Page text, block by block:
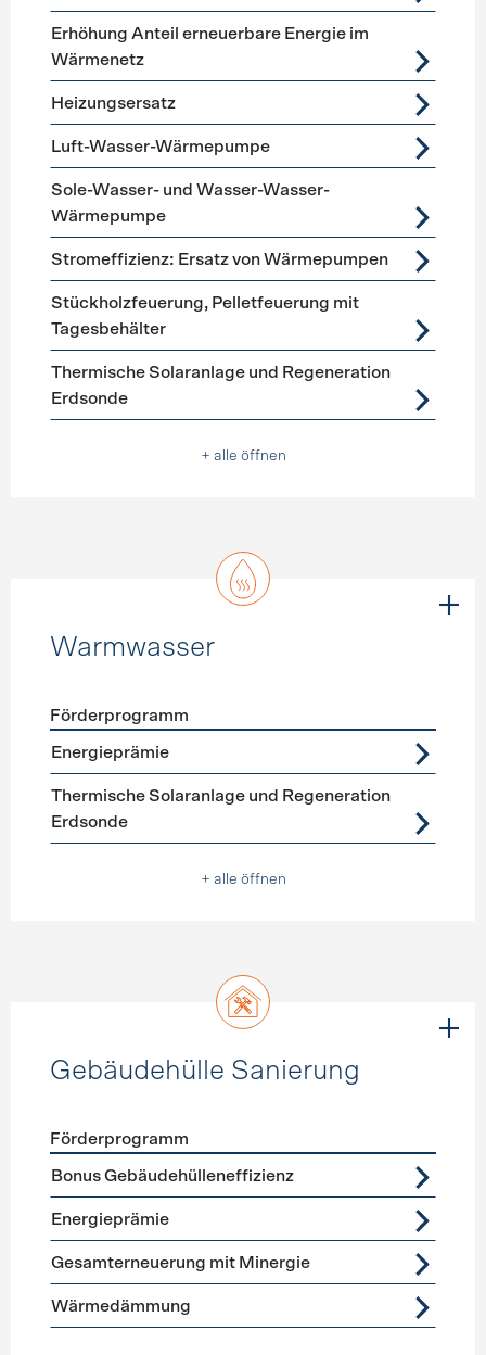
Erhöhung Anteil erneuerbare Energie im
Wärmenetz
Heizungsersatz
Luft-Wasser-Wärmepumpe
Sole-Wasser- und Wasser-Wasser-
Wärmepumpe
Stromeffizienz: Ersatz von Wärmepumpen
Stückholzfeuerung, Pelletfeuerung mit
Tagesbehälter
Thermische Solaranlage und Regeneration
Erdsonde
+ alle öffnen
Warmwasser
Förderprogramme
Förderprogramm
Energieprämie
Thermische Solaranlage und Regeneration
Erdsonde
+ alle öffnen
Gebäudehülle Sanierung
Förderprogramme Gebäudehülle Sanierung
Förderprogramm
Bonus Gebäudehülleneffizienz
Energieprämie
Gesamterneuerung mit Minergie
Wärmedämmung